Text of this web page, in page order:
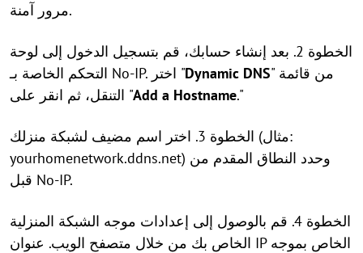
مرور آمنة.
الخطوة 2. بعد إنشاء حسابك، قم بتسجيل الدخول إلى لوحة
التحكم الخاصة بـ No-IP. اختر "Dynamic DNS" من قائمة
التنقل، ثم انقر على "Add a Hostname."
الخطوة 3. اختر اسم مضيف لشبكة منزلك (مثال:
yourhomenetwork.ddns.net) وحدد النطاق المقدم من
قبل No-IP.
الخطوة 4. قم بالوصول إلى إعدادات موجه الشبكة المنزلية
الخاص بك من خلال متصفح الويب. عنوان IP الخاص بموجه